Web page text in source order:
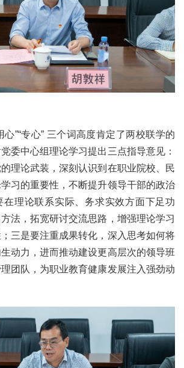
心”“专心” 三个词高度肯定了两校联学的
委中心组理论学习提出三点指导意见：
理论武装，深刻认识到在职业院校、民
习的重要性，不断提升领导干部的政治
在理论联系实际、务求实效方面下足功
法，拓宽研讨交流思路，增强理论学习
三是要注重成果转化，深入思考如何将
动力，进而推动建设更高层次的领导班
团队，为职业教育健康发展注入强劲动